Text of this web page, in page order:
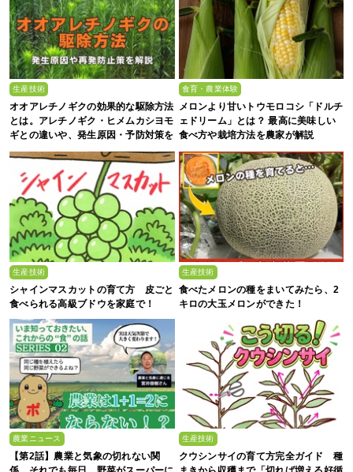
生産技術
オオアレチノギクの効果的な駆除方法
とは。アレチノギク・ヒメムカシヨモ
ギとの違いや、発生原因・予防対策を
解説
食育・農業体験
メロンより甘いトウモロコシ「ドルチ
ェドリーム」とは？ 最高に美味しい
食べ方や栽培方法を農家が解説
生産技術
シャインマスカットの育て方 皮ごと
食べられる高級ブドウを家庭で！
生産技術
食べたメロンの種をまいてみたら、2
キロの大玉メロンができた！
農業ニュース
【第2話】農業と気象の切れない関
生産技術
クウシンサイの育て方完全ガイド 種